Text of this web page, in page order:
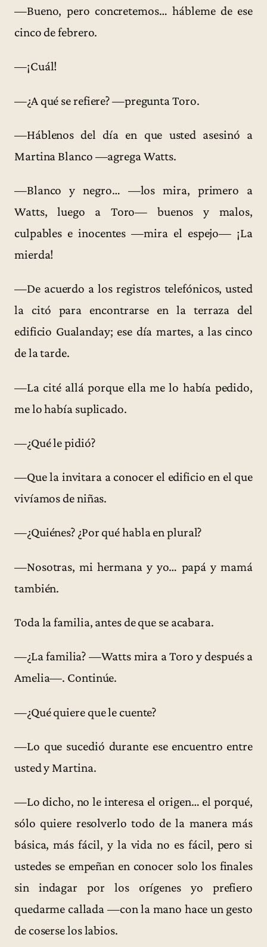
—Bueno, pero concretemos… hábleme de ese
cinco de febrero.
—¡Cuál!
—¿A qué se refiere? —pregunta Toro.
—Háblenos del día en que usted asesinó a
Martina Blanco —agrega Watts.
—Blanco y negro… —los mira, primero a
Watts, luego a Toro— buenos y malos,
culpables e inocentes —mira el espejo— ¡La
mierda!
—De acuerdo a los registros telefónicos, usted
la citó para encontrarse en la terraza del
edificio Gualanday; ese día martes, a las cinco
de la tarde.
—La cité allá porque ella me lo había pedido,
me lo había suplicado.
—¿Qué le pidió?
—Que la invitara a conocer el edificio en el que
vivíamos de niñas.
—¿Quiénes? ¿Por qué habla en plural?
—Nosotras, mi hermana y yo… papá y mamá
también.
Toda la familia, antes de que se acabara.
—¿La familia? —Watts mira a Toro y después a
Amelia—. Continúe.
—¿Qué quiere que le cuente?
—Lo que sucedió durante ese encuentro entre
usted y Martina.
—Lo dicho, no le interesa el origen… el porqué,
sólo quiere resolverlo todo de la manera más
básica, más fácil, y la vida no es fácil, pero si
ustedes se empeñan en conocer solo los finales
sin indagar por los orígenes yo prefiero
quedarme callada —con la mano hace un gesto
de coserse los labios.